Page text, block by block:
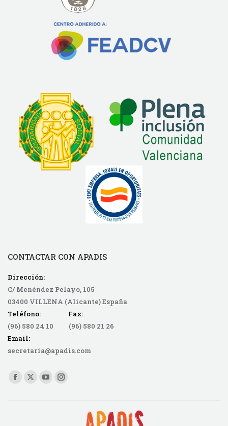
CONTACTAR CON APADIS
Dirección:
C/ Menéndez Pelayo, 105
03400 VILLENA (Alicante) España
Teléfono: Fax:
(96) 580 24 10 (96) 580 21 26
Email:
secretaria@apadis.com
Find us on:
Facebook
X
YouTubeInstagram